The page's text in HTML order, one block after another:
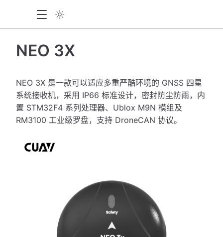
NEO 3X
NEO 3X 是一款可以适应多重严酷环境的 GNSS 四星
系统接收机，采用 IP66 标准设计，密封防尘防雨，内
置 STM32F4 系列处理器、Ublox M9N 模组及
RM3100 工业级罗盘，支持 DroneCAN 协议。